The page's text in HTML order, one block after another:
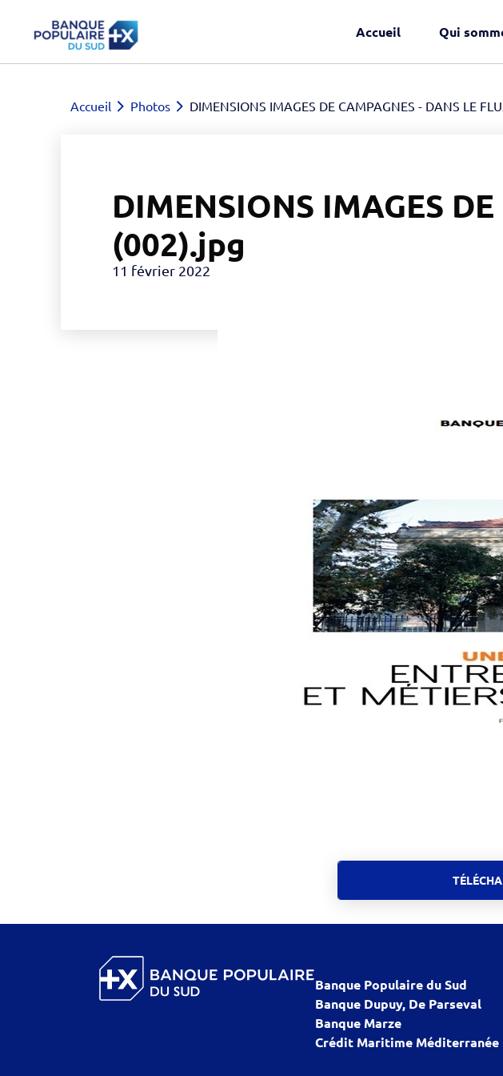
Accueil Qui
Accueil Photos DIMENSIONS IMAGES DE CAMPAGNES - DANS LE
DIMENSIONS IMAGES
(002).jpg
11 février 2022
Banque Populaire du Sud
Banque Dupuy, De Parseval
Banque Marze
Crédit Maritime Méditerranée